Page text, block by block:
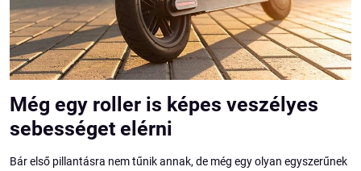
Még egy roller is képes veszélyes
sebességet elérni
Bár első pillantásra nem tűnik annak, de még egy olyan egyszerűnek